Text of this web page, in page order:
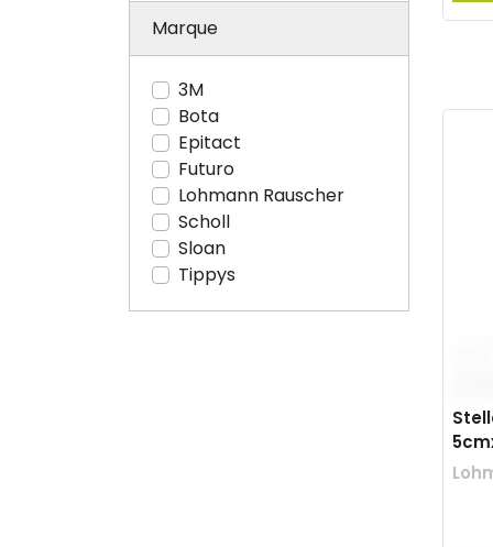
Marque
3M
Bota
Epitact
Futuro
Lohmann Rauscher
Scholl
Sloan
Tippys